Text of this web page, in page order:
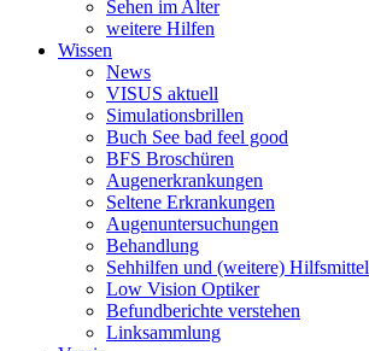
Sehen im Alter
weitere Hilfen
Wissen
News
VISUS aktuell
Simulationsbrillen
Buch See bad feel good
BFS Broschüren
Augenerkrankungen
Seltene Erkrankungen
Augenuntersuchungen
Behandlung
Sehhilfen und (weitere) Hilfsmittel
Low Vision Optiker
Befundberichte verstehen
Linksammlung